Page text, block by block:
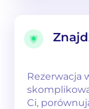
Rezerwacja
Ci,